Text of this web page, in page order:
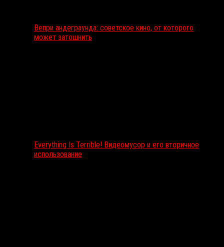
Вепри андеграунда: советское кино, от которого
может затошнить
Everything Is Terrible! Видеомусор и его вторичное
использование